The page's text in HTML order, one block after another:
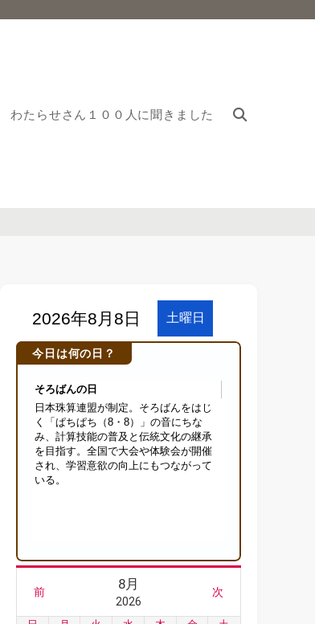
わたらせさん１００人に聞きました
今日は何の日？